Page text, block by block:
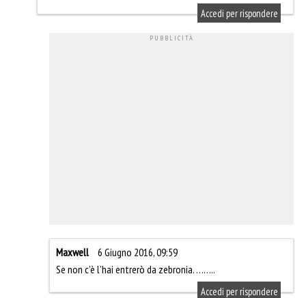
Accedi per rispondere
Maxwell
6 Giugno 2016, 09:59
Se non c’è l’hai entrerò da zebronia. ……..
Accedi per rispondere